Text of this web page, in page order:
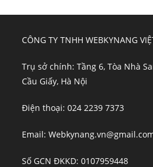
CÔNG TY TNHH WEBKYNANG
Trụ sở chính: Tầng 6, Tòa Nhà
Cầu Giấy, Hà Nội
Điện thoại: 024 2239 7373
Email:
Số GCN ĐKKD: 0107959448